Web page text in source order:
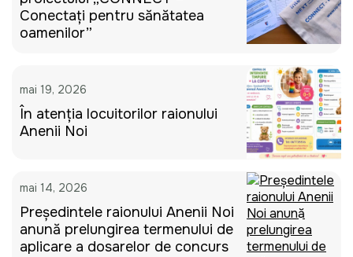
Conectați pentru sănătatea
oamenilor”
mai 19, 2026
În atenția locuitorilor raionului
Anenii Noi
mai 14, 2026
Președintele raionului Anenii Noi
anunță prelungirea termenului de
aplicare a dosarelor de concurs